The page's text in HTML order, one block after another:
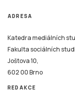
Katedra mediálních
Joštova 10,
602 00 Brno
REDAKCE